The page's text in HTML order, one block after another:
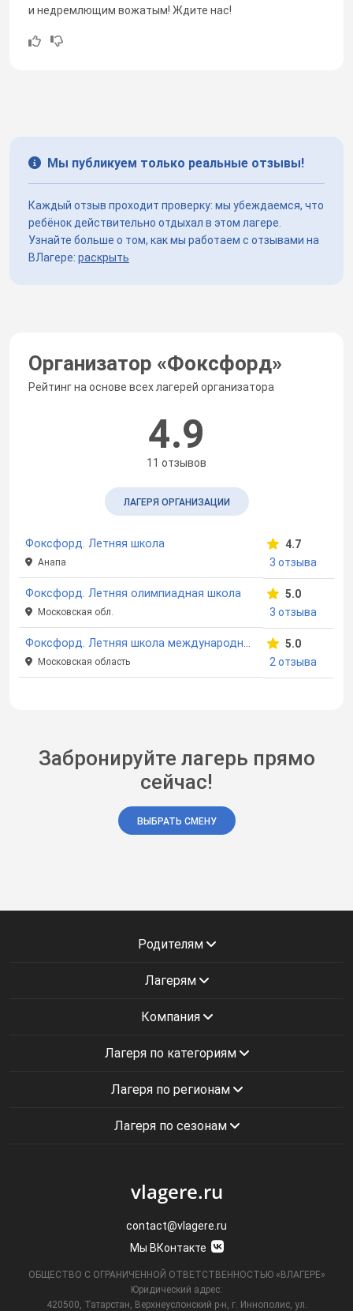
и недремлющим вожатым! Ждите нас!
Мы публикуем только реальные отзывы!
Каждый отзыв проходит проверку: мы убеждаемся, что
ребёнок действительно отдыхал в этом лагере.
Узнайте больше о том, как мы работаем с отзывами на
ВЛагере: раскрыть
Организатор «Фоксфорд»
Рейтинг на основе всех лагерей организатора
4.9
11 отзывов
ЛАГЕРЯ ОРГАНИЗАЦИИ
Фоксфорд. Летняя школа
Анапа
4.7
3 отзыва
Фоксфорд. Летняя олимпиадная школа
Московская обл.
5.0
3 отзыва
Фоксфорд. Летняя школа международных отношений
Московская область
5.0
2 отзыва
Забронируйте лагерь прямо
сейчас!
ВЫБРАТЬ СМЕНУ
Родителям
Лагерям
Компания
Лагеря по категориям
Лагеря по регионам
Лагеря по сезонам
vlagere.ru
contact@vlagere.ru
Мы ВКонтакте
ОБЩЕСТВО С ОГРАНИЧЕННОЙ ОТВЕТСТВЕННОСТЬЮ «ВЛАГЕРЕ»
Юридический адрес:
420500, Татарстан, Верхнеуслонский р-н, г. Иннополис, ул.